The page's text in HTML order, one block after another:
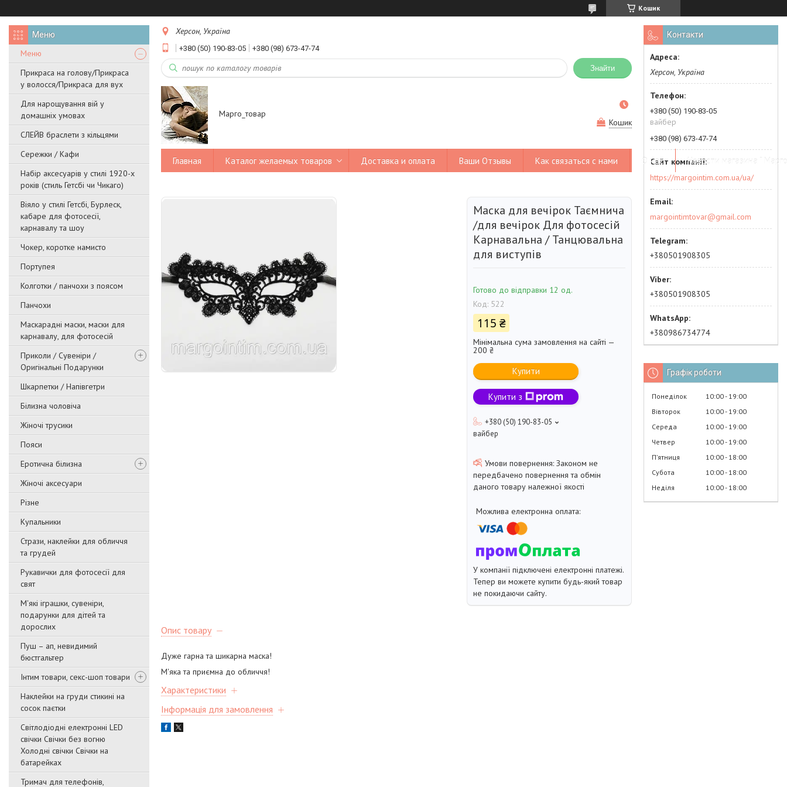
Кошик
Меню
Прикраса на голову/Прикраса
у волосся/Прикраса для вух
Для нарощування вій у
домашніх умовах
СЛЕЙВ браслети з кільцями
Сережки / Кафи
Набір аксесуарів у стилі 1920-х
років (стиль Гетсбі чи Чикаго)
Віяло у стилі Гетсбі, Бурлеск,
кабаре для фотосесії,
карнавалу та шоу
Чокер, коротке намисто
Портупея
Колготки / панчохи з поясом
Панчохи
Маскарадні маски, маски для
карнавалу, для фотосесій
Приколи / Сувеніри /
Оригінальні Подарунки
Шкарпетки / Напівгетри
Білизна чоловіча
Жіночі трусики
Пояси
Еротична білизна
Жіночі аксесуари
Різне
Купальники
Стрази, наклейки для обличчя
та грудей
Рукавички для фотосесії для
свят
М'які іграшки, сувеніри,
подарунки для дітей та
дорослих
Пуш – ап, невидимий
бюстгальтер
Інтим товари, секс-шоп товари
Наклейки на груди стикині на
сосок паєтки
Світлодіодні електронні LED
свічки Свічки без вогню
Холодні свічки Свічки на
батарейках
Тримач для телефонів,
Херсон, Україна
+380 (50) 190-83-05 +380 (98) 673-47-74
Знайти
Марго_товар
Кошик
Главная Каталог желаемых товаров Доставка и оплата Ваши Отзывы Как связаться с нами О нас Новости магазина "
Маска для вечірок Таємнича
/для вечірок Для фотосесій
Карнавальна / Танцювальна
для виступів
Готово до відправки 12 од.
Код: 522
115 ₴
Мінімальна сума замовлення на сайті —
200 ₴
Купити
Купити з
+380 (50) 190-83-05
вайбер
Законом не
передбачено повернення та обмін
даного товару належної якості
У компанії підключені електронні платежі.
Тепер ви можете купити будь-який товар
не покидаючи сайту.
Опис товару
Дуже гарна та шикарна маска!
М'яка та приємна до обличчя!
Характеристики
Інформація для замовлення
Контакти
Херсон, Україна
+380 (50) 190-83-05
вайбер
+380 (98) 673-47-74
https://margointim.com.ua/ua/
margointimtovar@gmail.com
+380501908305
+380501908305
+380986734774
Графік роботи
Понеділок 10:00 19:00
Вівторок
10:00 19:00
Середа
10:00 19:00
Четвер
10:00 19:00
Пʼятниця
10:00 18:00
Субота
10:00 18:00
Неділя
10:00 18:00